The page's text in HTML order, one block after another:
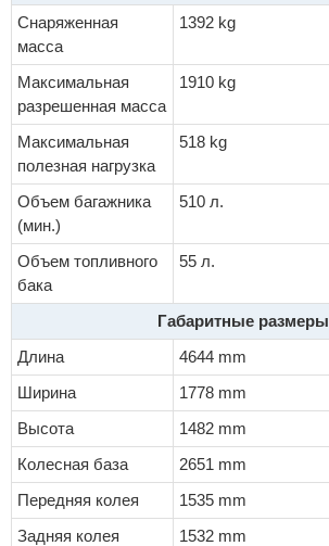
Снаряженная
масса
1392 kg
Максимальная
разрешенная масса
1910 kg
Максимальная
полезная нагрузка
518 kg
Объем багажника
(мин.)
510 л.
Объем топливного
бака
55 л.
Габаритные размеры
Длина
4644 mm
Ширина
1778 mm
Высота
1482 mm
Колесная база
2651 mm
Передняя колея
1535 mm
Задняя колея
1532 mm